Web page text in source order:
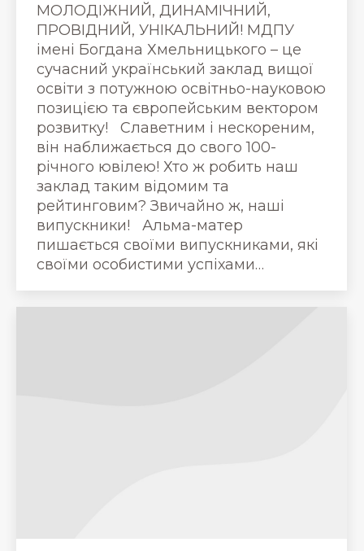
МОЛОДІЖНИЙ, ДИНАМІЧНИЙ,
ПРОВІДНИЙ, УНІКАЛЬНИЙ! МДПУ
імені Богдана Хмельницького – це
сучасний український заклад вищої
освіти з потужною освітньо-науковою
позицією та європейським вектором
розвитку! Славетним і нескореним,
він наближається до свого 100-
річного ювілею! Хто ж робить наш
заклад таким відомим та
рейтинговим? Звичайно ж, наші
випускники! Альма-матер
пишається своїми випускниками, які
своїми особистими успіхами…